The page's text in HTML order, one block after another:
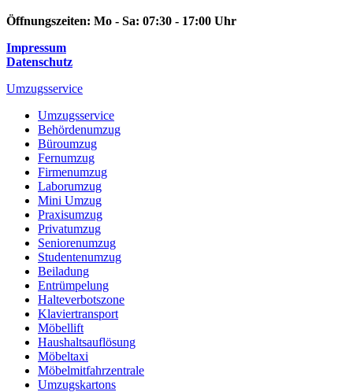
Öffnungszeiten: Mo - Sa: 07:30 - 17:00 Uhr
Impressum
Datenschutz
Umzugsservice
Umzugsservice
Behördenumzug
Büroumzug
Fernumzug
Firmenumzug
Laborumzug
Mini Umzug
Praxisumzug
Privatumzug
Seniorenumzug
Studentenumzug
Beiladung
Entrümpelung
Halteverbotszone
Klaviertransport
Möbellift
Haushaltsauflösung
Möbeltaxi
Möbelmitfahrzentrale
Umzugskartons